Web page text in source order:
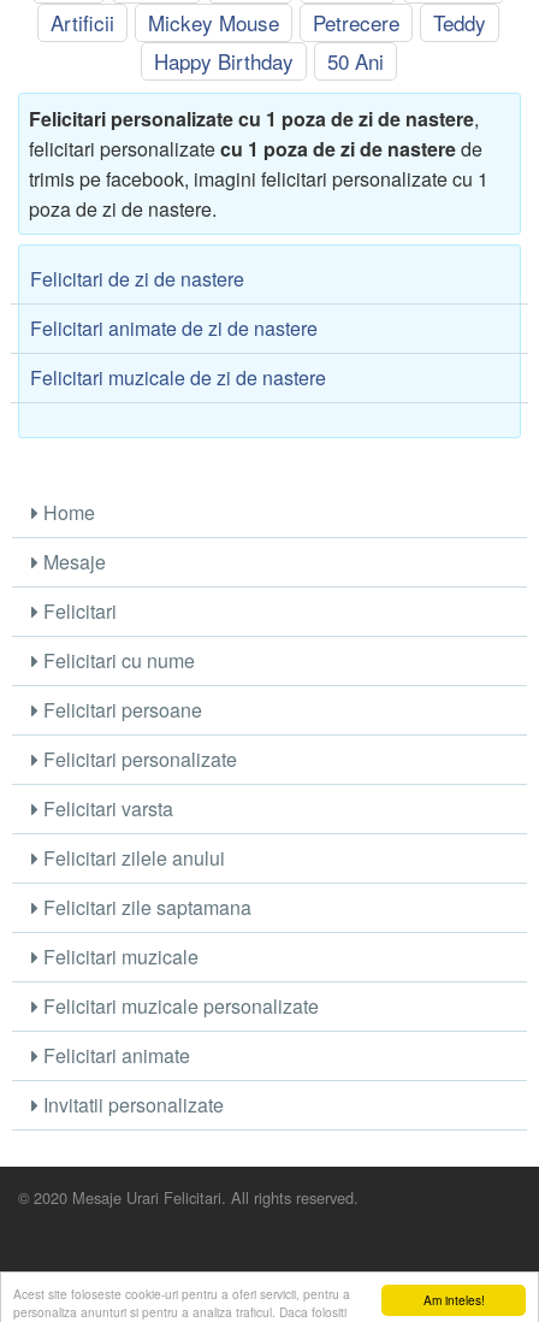
Am inteles!
Acest site foloseste cookie-uri pentru a oferi servicii, pentru a
personaliza anunturi si pentru a analiza traficul. Daca folositi
Artificii
Mickey Mouse Petrecere
Teddy
Happy Birthday
50 Ani
Felicitari personalizate cu 1 poza de zi de nastere,
felicitari personalizatecu 1 poza de zi de nasterede
trimis pe facebook, imagini felicitari personalizate cu 1
poza de zi de nastere.
Felicitari de zi de nastere
Felicitari animate de zi de nastere
Felicitari muzicale de zi de nastere
Home
Mesaje
Felicitari
Felicitari cu nume
Felicitari persoane
Felicitari personalizate
Felicitari varsta
Felicitari zilele anului
Felicitari zile saptamana
Felicitari muzicale
Felicitari muzicale personalizate
Felicitari animate
Invitatii personalizate
© 2020 Mesaje Urari Felicitari. All rights reserved.